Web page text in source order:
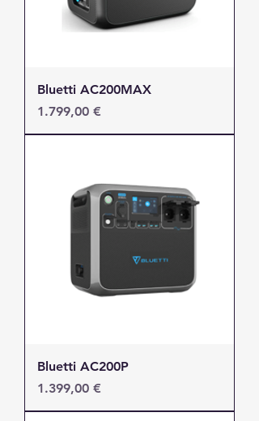
Bluetti AC200MAX
Τιμή
1.799,00 €
Bluetti AC200P
Τιμή
1.399,00 €